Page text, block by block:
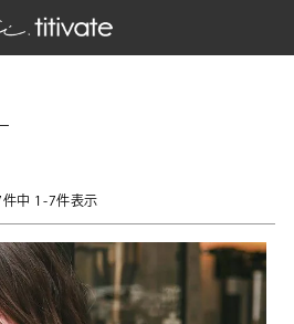
件中 1 -7件表示